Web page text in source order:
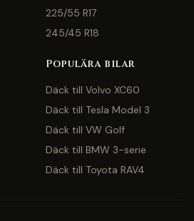
225/55 R17
245/45 R18
Populära bilar
Däck till Volvo XC60
Däck till Tesla Model 3
Däck till VW Golf
Däck till BMW 3-serie
Däck till Toyota RAV4